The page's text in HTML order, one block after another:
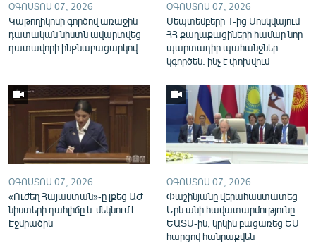
«Ազատության» բոլոր կայքերը
ՕԳՈՍՏՈՍ 07, 2026
Կաթողիկոսի գործով առաջին
դատական նիստն ավարտվեց
դատավորի ինքնաբացարկով
ՕԳՈՍՏՈՍ 07, 2026
Սեպտեմբերի 1-ից Մոսկվայում
ՀՀ քաղաքացիների համար նոր
պարտադիր պահանջներ
կգործեն. ինչ է փոխվում
ՕԳՈՍՏՈՍ 07, 2026
«Ուժեղ Հայաստան»-ը լքեց ԱԺ
նիստերի դահլիճը և մեկնում է
Էջմիածին
ՕԳՈՍՏՈՍ 07, 2026
Փաշինյանը վերահաստատեց
Երևանի հավատարմությունը
ԵԱՏՄ-ին, կրկին բացառեց ԵՄ
հարցով հանրաքվեն